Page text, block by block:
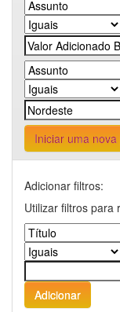
Iniciar uma
Adicionar filtros:
Utilizar filtros para